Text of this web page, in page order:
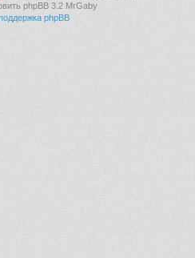
phpBB 3.2 MrGaby
phpBB